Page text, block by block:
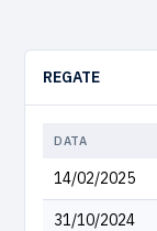
REGATE
DATA
14/02/2025
31/10/2024